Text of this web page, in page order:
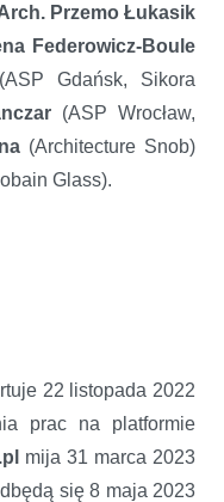
Przemo Łukasik
Federowicz-Boule
Gdańsk, Sikora
(ASP Wrocław,
(Architecture Snob)
Glass).
22 listopada 2022
prac na platformie
mija 31 marca 2023
się 8 maja 2023